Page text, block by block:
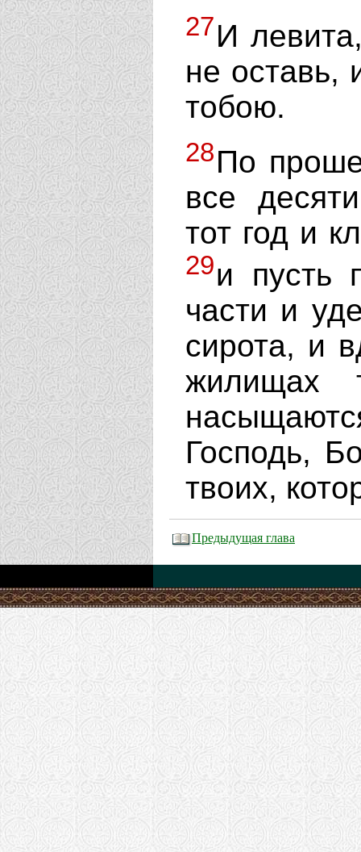
27И
не оставь,
тобою.
28По
все
тот год и
29и пусть
части и
сирота, и
жилищах
Господь,
твоих,
Предыдущая глава